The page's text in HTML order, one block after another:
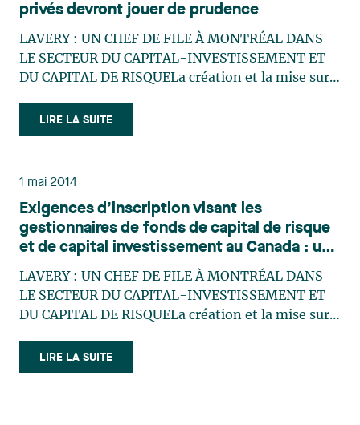
privés devront jouer de prudence
LAVERY : UN CHEF DE FILE À MONTRÉAL DANS
LE SECTEUR DU CAPITAL-INVESTISSEMENT ET
DU CAPITAL DE RISQUELa création et la mise sur
capital de risque représentent des initiatives
complexes qui nécessitent des ressources
LIRE LA SUITE
1 mai 2014
Exigences d’inscription visant les
gestionnaires de fonds de capital de risque
et de capital investissement au Canada : un
cadre réglementaire favorable
LAVERY : UN CHEF DE FILE À MONTRÉAL DANS
LE SECTEUR DU CAPITAL-INVESTISSEMENT ET
DU CAPITAL DE RISQUELa création et la mise sur
capital de risque représentent des initiatives
complexes qui nécessitent des ressources
LIRE LA SUITE